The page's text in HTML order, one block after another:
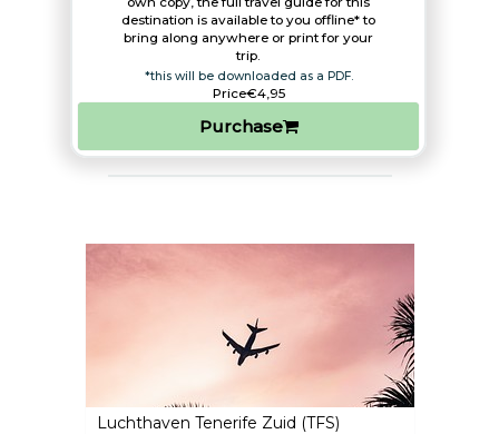
destination is available to you offline* to
bring along anywhere or print for your
trip.​
*this will be downloaded as a PDF.
Price€4,95
Purchase
Luchthaven Tenerife Zuid (TFS)